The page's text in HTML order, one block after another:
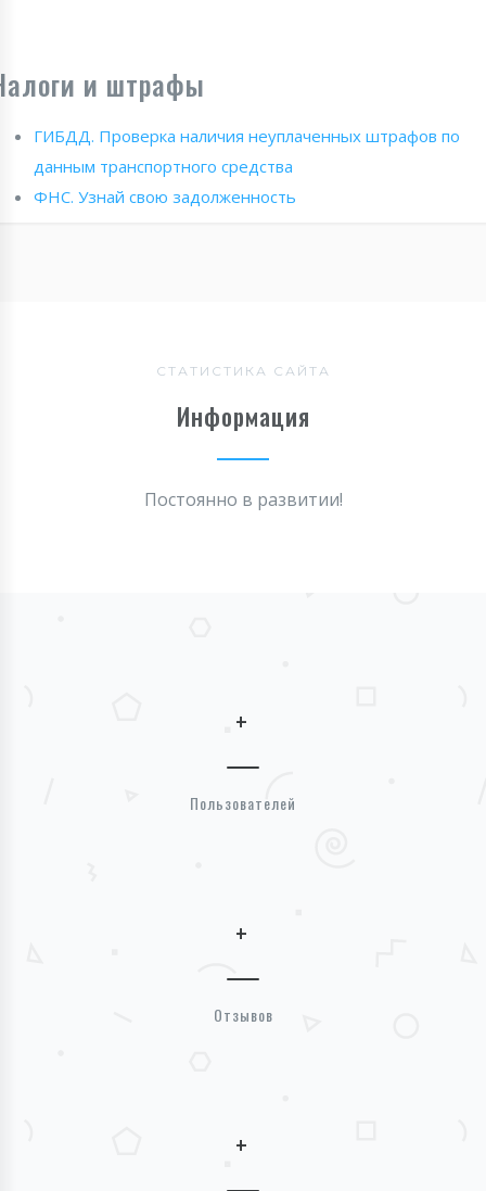
и штрафы
ГИБДД. Проверка наличия неуплаченных штрафов по
данным транспортного средства
ФНС. Узнай свою задолженность
СТАТИСТИКА САЙТА
Информация
Постоянно в развитии!
+
Пользователей
+
Отзывов
+